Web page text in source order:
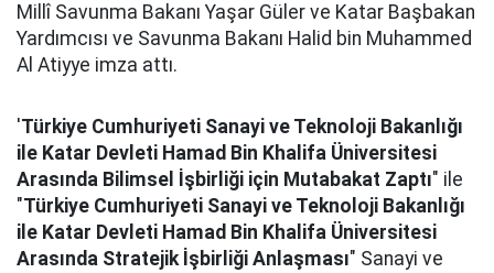
Millî Savunma Bakanı Yaşar Güler ve Katar Başbakan
Yardımcısı ve Savunma Bakanı Halid bin Muhammed
Al Atiyye imza attı.
'Türkiye Cumhuriyeti Sanayi ve Teknoloji Bakanlığı
ile Katar Devleti Hamad Bin Khalifa Üniversitesi
Arasında Bilimsel İşbirliği için Mutabakat Zaptı" ile
"Türkiye Cumhuriyeti Sanayi ve Teknoloji Bakanlığı
ile Katar Devleti Hamad Bin Khalifa Üniversitesi
Arasında Stratejik İşbirliği Anlaşması" Sanayi ve